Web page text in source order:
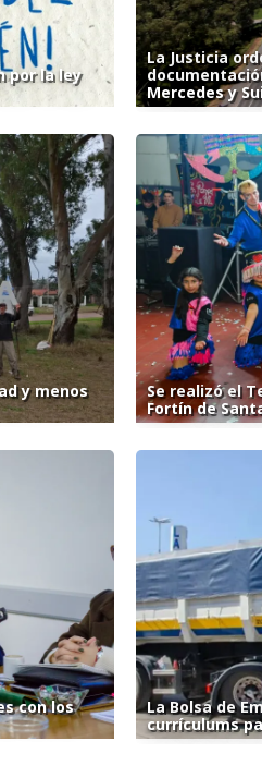
por la ley
La Justicia
Mercedes y
y menos
Se realizó el
Fortín de
con los
La Bolsa de
currículums